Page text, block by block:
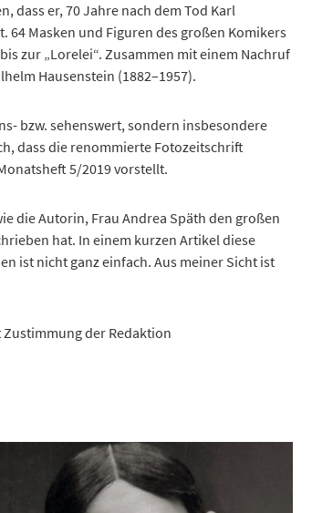
dass er, 70 Jahre nach dem Tod Karl
Masken und Figuren des großen Komikers
zur „Lorelei“. Zusammen mit einem Nachruf
Hausenstein (1882–1957).
bzw. sehenswert, sondern insbesondere
dass die renommierte Fotozeitschrift
5/2019 vorstellt.
die Autorin, Frau Andrea Späth den großen
hat. In einem kurzen Artikel diese
ist nicht ganz einfach. Aus meiner Sicht ist
Zustimmung der Redaktion